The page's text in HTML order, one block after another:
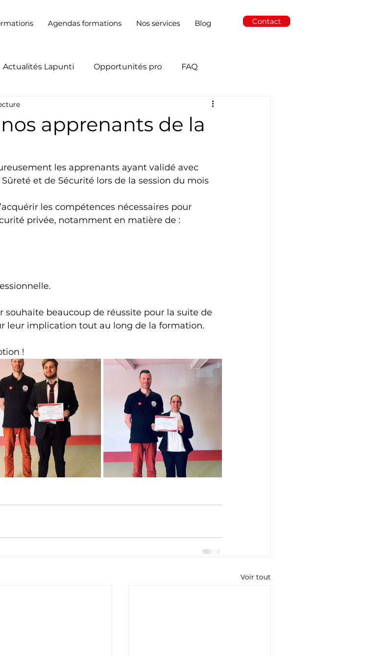
Agendas formations Nos services Blog Contact
Actualités Lapunti Opportunités pro FAQ
apprenants de la
les apprenants ayant validé avec
et de Sécurité lors de la session du mois
les compétences nécessaires pour
privée, notamment en matière de :
souhaite beaucoup de réussite pour la suite de
leur implication tout au long de la formation.
!
Voir tout